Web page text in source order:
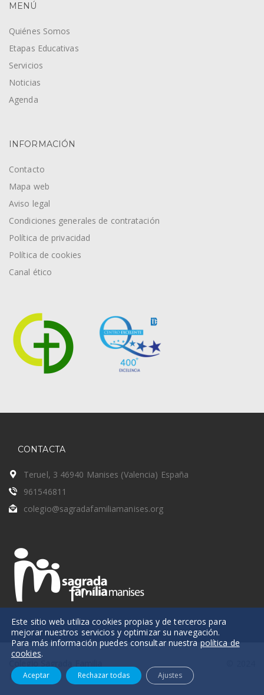
MENÚ
Quiénes Somos
Etapas Educativas
Servicios
Noticias
Agenda
INFORMACIÓN
Contacto
Mapa web
Aviso legal
Condiciones generales de contratación
Política de privacidad
Política de cookies
Canal ético
CONTACTA
Teruel, 3 46940 Manises (Valencia) España
961546811
colegio@sagradafamiliamanises.org
Manises
Este sitio web utiliza cookies propias y de terceros para
mejorar nuestros servicios y optimizar su navegación.
Para más información puedes consultar nuestra política de
cookies.
Aceptar Rechazar todas Ajustes